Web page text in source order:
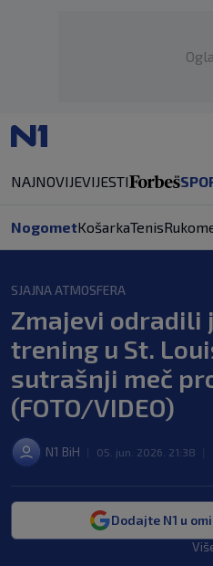
NAJNOVIJEVIJESTI
NogometKošarkaTenis
SJAJNA ATMOSFERA
Zmajevi odradili
trening u St.
sutrašnji meč
(FOTO/VIDEO)
N1 BiH 05. jun. 2026. 21:38
Dodajte N1 u